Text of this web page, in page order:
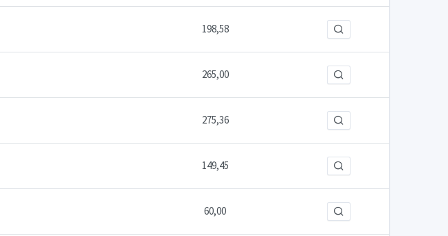
198,58
265,00
275,36
149,45
60,00